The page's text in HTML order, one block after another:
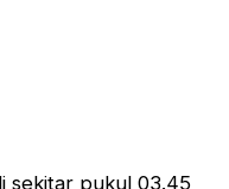
sekitar pukul 03.45